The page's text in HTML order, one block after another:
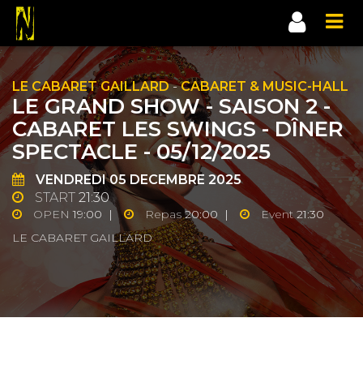
LE CABARET GAILLARD-CABARET & MUSIC-HALL
LE GRAND SHOW - SAISON 2 -
CABARET LES SWINGS - DÎNER
SPECTACLE - 05/12/2025
VENDREDI05DECEMBRE 2025
START 21:30
OPEN 19:00 | Repas20:00 | Event21:30
LE CABARET GAILLARD